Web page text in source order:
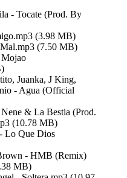
- Tocate (Prod. By
(3.98 MB)
(7.50 MB)
Juanka, J King,
- Agua (Official
& La Bestia (Prod.
(10.78 MB)
Lo Que Dios
- HMB (Remix)
MB)